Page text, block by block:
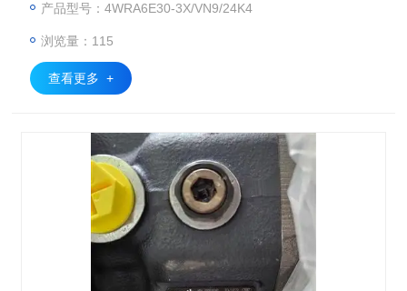
流向与流量，具备响应速度快、安装互换性强、换向运行平稳
产品型号：4WRA6E30-3X/VN9/24K4
浏览量：115
查看更多 +